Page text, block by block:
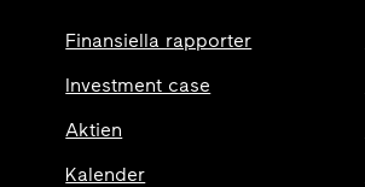
Finansiella rapporter
Investment case
Aktien
Kalender